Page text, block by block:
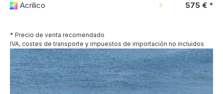
Acrílico
575 € *
* Precio de venta recomendado
IVA, costes de transporte y impuestos de importación no incluidos